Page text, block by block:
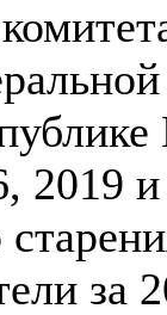
2019
за